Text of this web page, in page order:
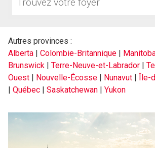
votre
Autres provinces :
Alberta | Colombie-Britannique |
Brunswick | Terre-Neuve-et-Labrador |
Ouest | Nouvelle-Écosse | Nunavut | Île-
| Québec | Saskatchewan | Yukon